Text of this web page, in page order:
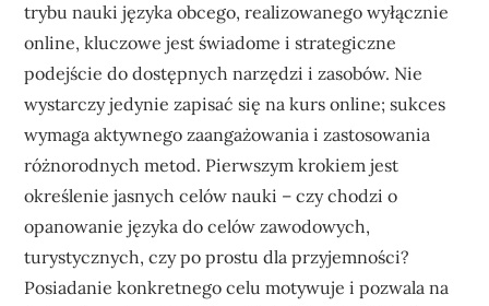
trybu nauki języka obcego, realizowanego wyłącznie
online, kluczowe jest świadome i strategiczne
podejście do dostępnych narzędzi i zasobów. Nie
wystarczy jedynie zapisać się na kurs online; sukces
wymaga aktywnego zaangażowania i zastosowania
różnorodnych metod. Pierwszym krokiem jest
określenie jasnych celów nauki – czy chodzi o
opanowanie języka do celów zawodowych,
turystycznych, czy po prostu dla przyjemności?
Posiadanie konkretnego celu motywuje i pozwala na